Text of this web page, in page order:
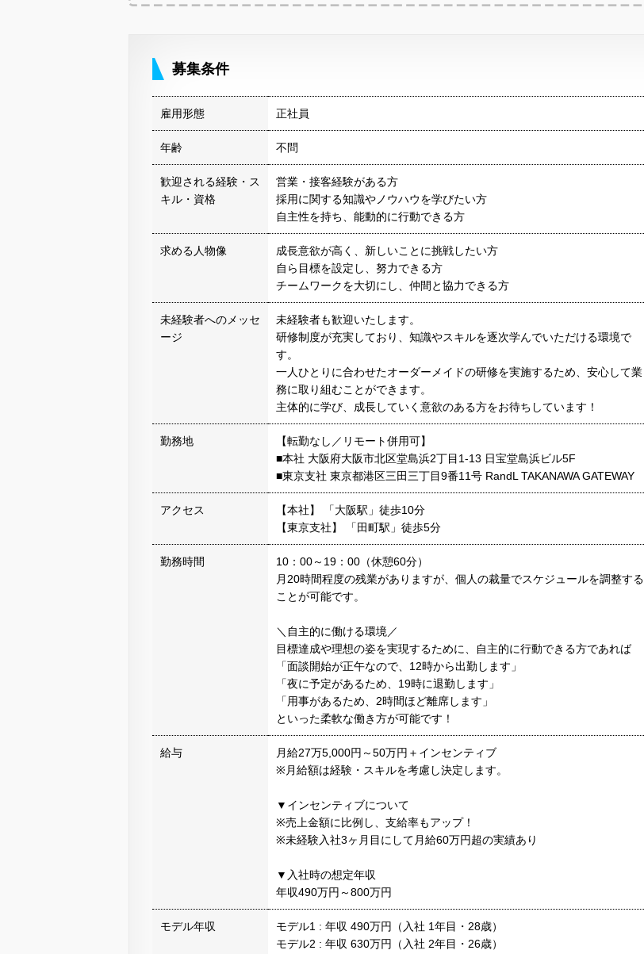
募集条件
雇用形態 正社員
年齢 不問
歓迎される経験・ス
キル・資格
営業・接客経験がある方
採用に関する知識やノウハウを学びたい方
自主性を持ち、能動的に行動できる方
求める人物像
成長意欲が高く、新しいことに挑戦したい方
自ら目標を設定し、努力できる方
チームワークを大切にし、仲間と協力できる方
未経験者へのメッセ
ージ
未経験者も歓迎いたします。
研修制度が充実しており、知識やスキルを逐次学んでいただける環境で
す。
一人ひとりに合わせたオーダーメイドの研修を実施するため、安心して業
務に取り組むことができます。
主体的に学び、成長していく意欲のある方をお待ちしています！
勤務地
【転勤なし／リモート併用可】
■本社 大阪府大阪市北区堂島浜2丁目1-13 日宝堂島浜ビル5F
■東京支社 東京都港区三田三丁目9番11号 RandL TAKANAWA GATEWAY
アクセス
【本社】 「大阪駅」徒歩10分
【東京支社】 「田町駅」徒歩5分
勤務時間
10：00～19：00（休憩60分）
月20時間程度の残業がありますが、個人の裁量でスケジュールを調整する
ことが可能です。
＼自主的に働ける環境／
目標達成や理想の姿を実現するために、自主的に行動できる方であれば
「面談開始が正午なので、12時から出勤します」
「夜に予定があるため、19時に退勤します」
「用事があるため、2時間ほど離席します」
といった柔軟な働き方が可能です！
給与
月給27万5,000円～50万円＋インセンティブ
※月給額は経験・スキルを考慮し決定します。
▼インセンティブについて
※売上金額に比例し、支給率もアップ！
※未経験入社3ヶ月目にして月給60万円超の実績あり
▼入社時の想定年収
年収490万円～800万円
モデル年収
モデル1 : 年収 490万円（入社 1年目・28歳）
モデル2 : 年収 630万円（入社 2年目・26歳）